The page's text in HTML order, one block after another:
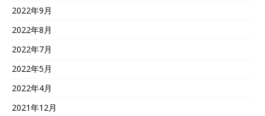
2022年9月
2022年8月
2022年7月
2022年5月
2022年4月
2021年12月